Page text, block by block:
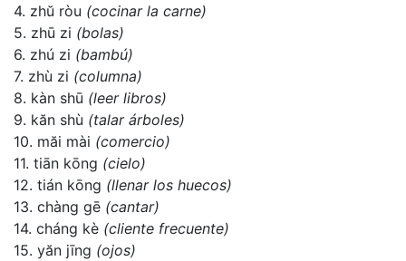
4. zhŭ ròu (cocinar la carne)
5. zhū zi (bolas)
6. zhú zi (bambú)
7. zhù zi (columna)
8. kàn shū (leer libros)
9. kăn shù (talar árboles)
10. măi mài (comercio)
11. tiān kōng (cielo)
12. tián kōng (llenar los huecos)
13. chàng gē (cantar)
14. cháng kè (cliente frecuente)
15. yăn jīng (ojos)